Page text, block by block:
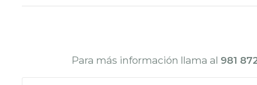
Para más información llama al 981